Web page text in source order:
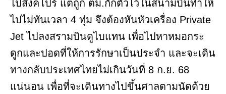
ไปสิงคโปร์ แต่ถูก ตม.กักตัวไว้ในสนามบินทำให้
ไปไม่ทันเวลา 4 ทุ่ม จึงต้องหันหัวเครื่อง Private
Jet ไปลงสรามบินดูไบแทน เพื่อไปหาหมอกระ
ดูกและปอดที่ให้การรักษาเป็นประจำ และจะเดิน
ทางกลับประเทศไทยไม่เกินวันที่ 8 ก.ย. 68
แน่นอน เพื่อที่จะเดินทางไปขึ้นศาลตามนัดด้วย